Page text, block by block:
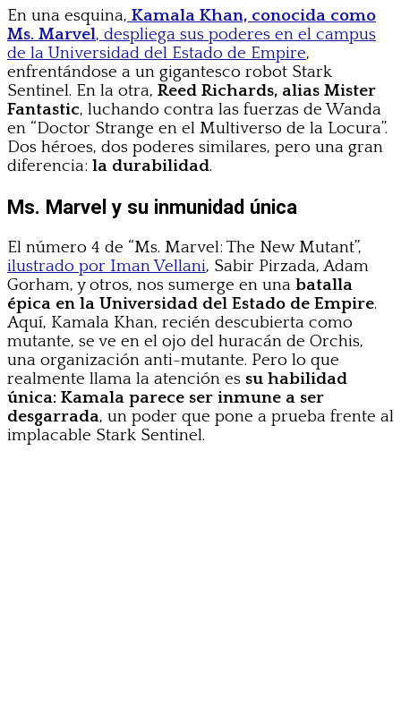
En una esquina, Kamala Khan, conocida como
Ms. Marvel, despliega sus poderes en el campus
de la Universidad del Estado de Empire,
enfrentándose a un gigantesco robot Stark
Sentinel. En la otra, Reed Richards, alias Mister
Fantastic, luchando contra las fuerzas de Wanda
en “Doctor Strange en el Multiverso de la Locura”.
Dos héroes, dos poderes similares, pero una gran
diferencia: la durabilidad.
Ms. Marvel y su inmunidad única
El número 4 de “Ms. Marvel: The New Mutant”,
ilustrado por Iman Vellani, Sabir Pirzada, Adam
Gorham, y otros, nos sumerge en una batalla
épica en la Universidad del Estado de Empire.
Aquí, Kamala Khan, recién descubierta como
mutante, se ve en el ojo del huracán de Orchis,
una organización anti-mutante. Pero lo que
realmente llama la atención es su habilidad
única: Kamala parece ser inmune a ser
desgarrada, un poder que pone a prueba frente al
implacable Stark Sentinel.